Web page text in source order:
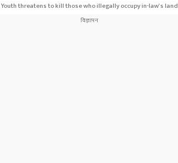
Youth threatens to kill those who illegally occupy in-law's land